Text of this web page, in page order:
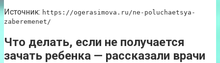
Источник: https://ogerasimova.ru/ne-poluchaetsya-
zaberemenet/
Что делать, если не получается
зачать ребенка — рассказали врачи